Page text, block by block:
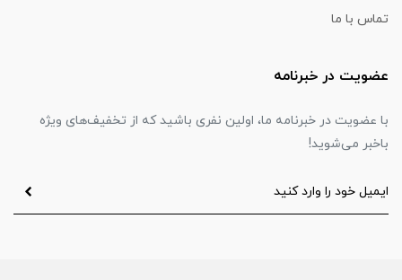
تماس با ما
عضویت در خبرنامه
با عضویت در خبرنامه ما، اولین نفری باشید که از تخفیف‌های ویژه
باخبر می‌شوید!